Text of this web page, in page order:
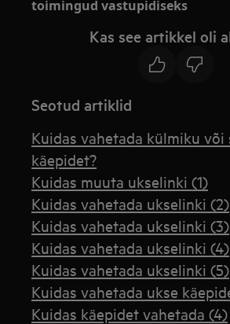
toimingud vastupidiseks
Kas see artikkel oli
Seotud artiklid
Kuidas vahetada külmiku või
käepidet?
Kuidas muuta ukselinki (1)
Kuidas vahetada ukselinki (2)
Kuidas vahetada ukselinki (3)
Kuidas vahetada ukselinki (4)
Kuidas vahetada ukselinki (5)
Kuidas vahetada ukse
Kuidas käepidet vahetada (4)